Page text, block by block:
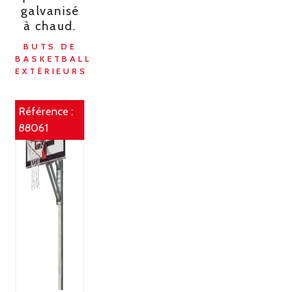
galvanisé
à chaud.
BUTS DE
BASKETBALL
EXTÉRIEURS
Référence :
88061